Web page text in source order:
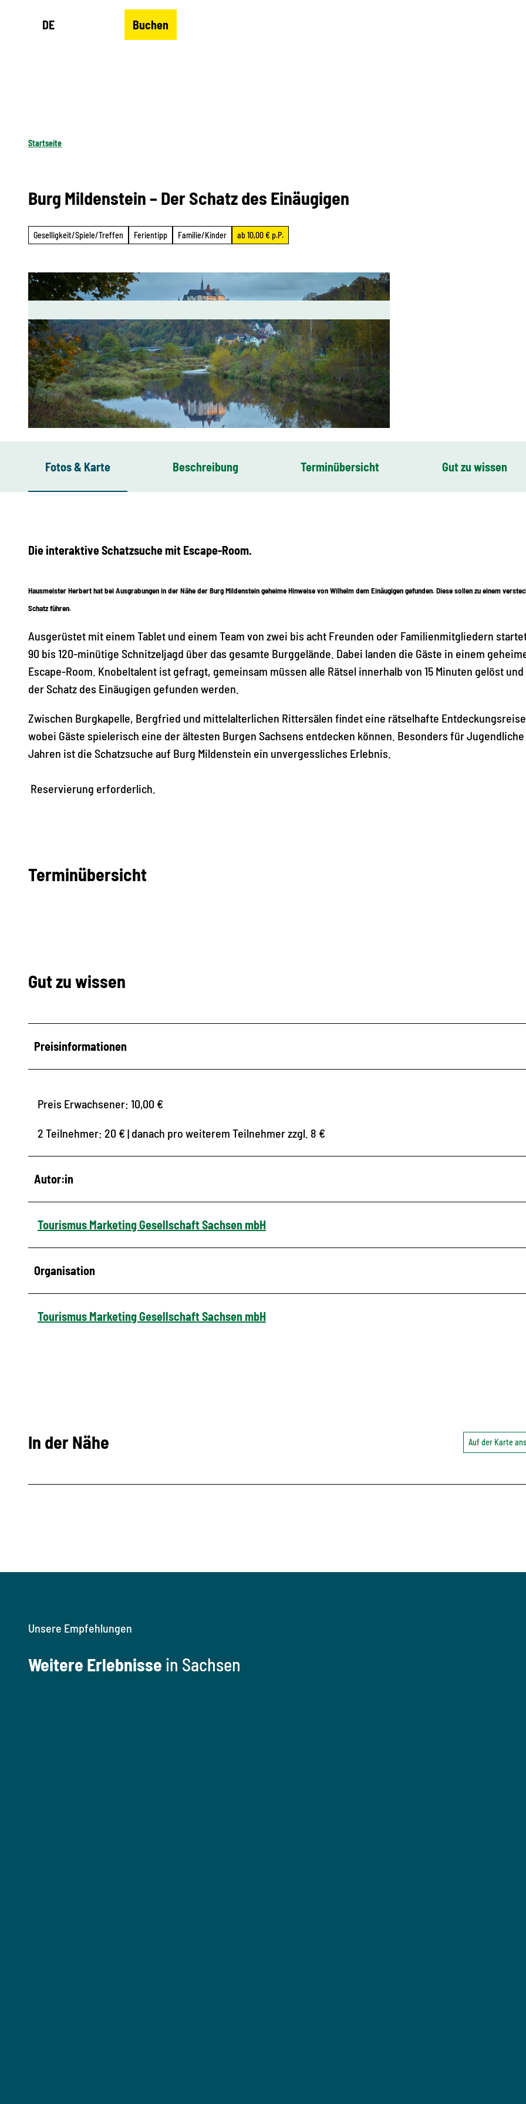
DE Buchen
Startseite
Burg Mildenstein – Der Schatz des Einäugigen
Geselligkeit/Spiele/Treffen Ferientipp Familie/Kinder ab 10,00 € p.P.
Fotos & Karte Beschreibung Terminübersicht Gut zu wissen
Die interaktive Schatzsuche mit Escape-Room.
Hausmeister Herbert hat bei Ausgrabungen in der Nähe der Burg Mildenstein geheime Hinweise von Wilhelm dem Einäugigen gefunden. Diese sollen zu einem
Schatz führen.
Ausgerüstet mit einem Tablet und einem Team von zwei bis acht Freunden oder Familienmitgliedern
90 bis 120-minütige Schnitzeljagd über das gesamte Burggelände. Dabei landen die Gäste in einem
Escape-Room. Knobeltalent ist gefragt, gemeinsam müssen alle Rätsel innerhalb von 15 Minuten gelöst und
der Schatz des Einäugigen gefunden werden.
Zwischen Burgkapelle, Bergfried und mittelalterlichen Rittersälen findet eine rätselhafte
wobei Gäste spielerisch eine der ältesten Burgen Sachsens entdecken können. Besonders für Jugendliche
Jahren ist die Schatzsuche auf Burg Mildenstein ein unvergessliches Erlebnis.
Reservierung erforderlich.
Terminübersicht
Gut zu wissen
Preisinformationen
Preis Erwachsener: 10,00 €
2 Teilnehmer: 20 € | danach pro weiterem Teilnehmer zzgl. 8 €
Autor:in
Tourismus Marketing Gesellschaft Sachsen mbH
Organisation
Tourismus Marketing Gesellschaft Sachsen mbH
In der Nähe Auf der Karte
Unsere Empfehlungen
Weitere Erlebnisse in Sachsen